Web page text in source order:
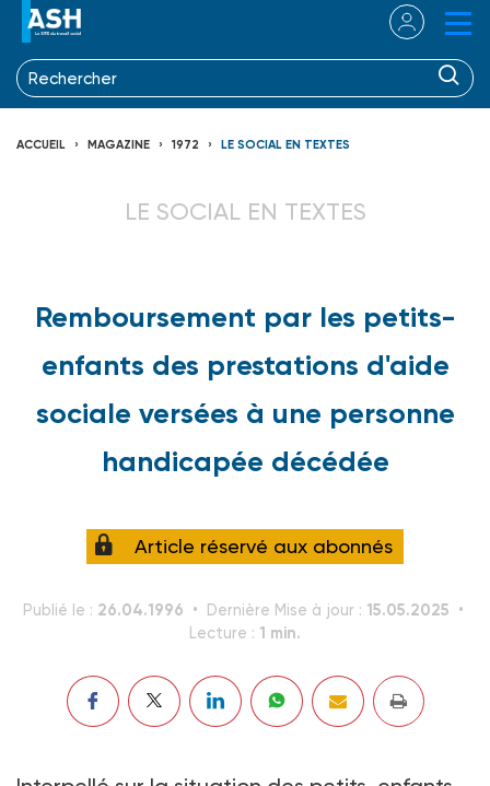
ACCUEIL MAGAZINE 1972 LE SOCIAL EN TEXTES
LE SOCIAL EN TEXTES
Remboursement par les petits-
enfants des prestations d'aide
sociale versées à une personne
handicapée décédée
Article réservé aux abonnés
Publié le : 26.04.1996 Dernière Mise à jour : 15.05.2025
Lecture : 1 min.